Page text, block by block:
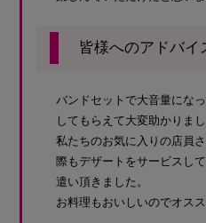
皆様へのアドバイ
バンドセットで大音量にな
してもらえて大変助かりまし
私たちのお気に入りの店員
際もデザートをサービスし
遣い頂きました。
お料理もおいしいのでオスス